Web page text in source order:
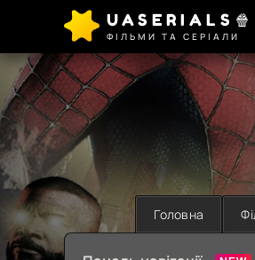
UASERIALS🍿
ФІЛЬМИ ТА СЕРІАЛИ
Головна